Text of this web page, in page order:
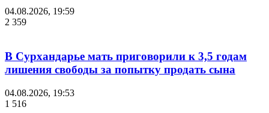
04.08.2026, 19:59
2 359
В Сурхандарье мать приговорили к 3,5 годам
лишения свободы за попытку продать сына
04.08.2026, 19:53
1 516